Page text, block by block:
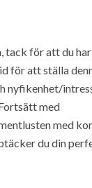
tack för att du har
för att ställa
nyfikenhet/
med
med
du din